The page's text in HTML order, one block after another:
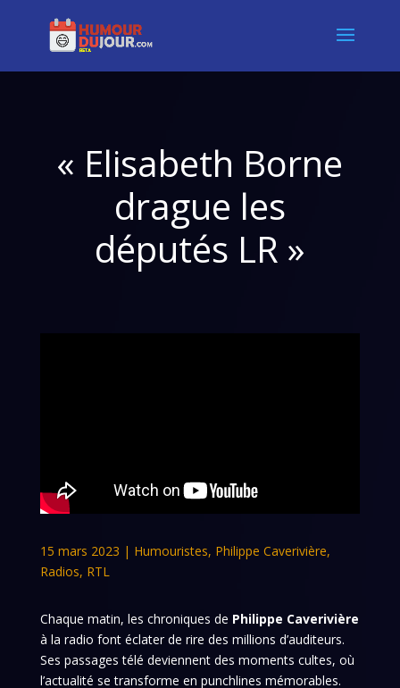
« Elisabeth Borne
drague les
députés LR »
15 mars 2023 | Humouristes, Philippe Caverivière,
Radios, RTL
Chaque matin, les chroniques de Philippe Caverivière
à la radio font éclater de rire des millions d’auditeurs.
Ses passages télé deviennent des moments cultes, où
l’actualité se transforme en punchlines mémorables.